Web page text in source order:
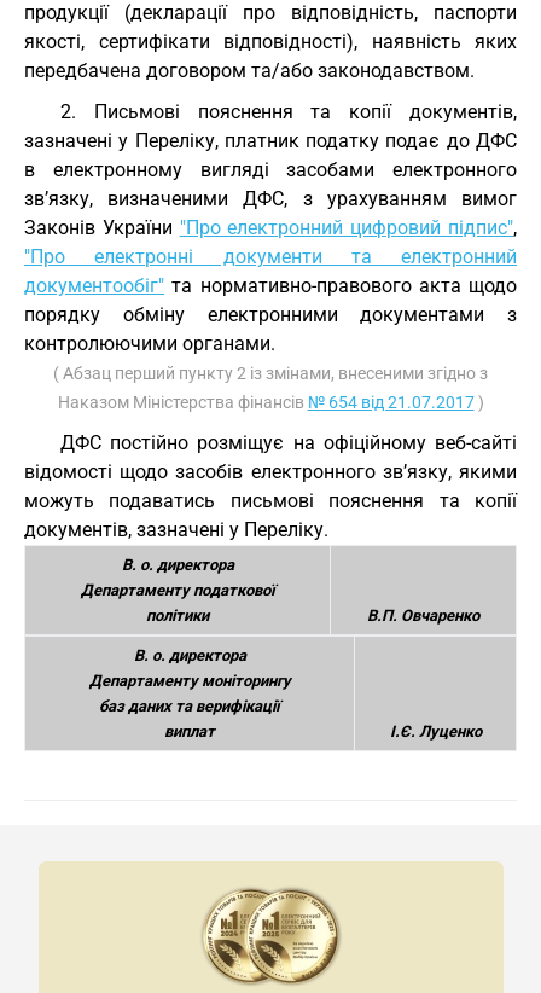
продукції (декларації про відповідність, паспорти
якості, сертифікати відповідності), наявність яких
передбачена договором та/або законодавством.
2. Письмові пояснення та копії документів,
зазначені у Переліку, платник податку подає до ДФС
в електронному вигляді засобами електронного
зв’язку, визначеними ДФС, з урахуванням вимог
Законів України "Про електронний цифровий підпис",
"Про електронні документи та електронний
документообіг" та нормативно-правового акта щодо
порядку обміну електронними документами з
контролюючими органами.
( Абзац перший пункту 2 із змінами, внесеними згідно з
Наказом Міністерства фінансів № 654 від 21.07.2017)
ДФС постійно розміщує на офіційному веб-сайті
відомості щодо засобів електронного зв’язку, якими
можуть подаватись письмові пояснення та копії
документів, зазначені у Переліку.
В. о. директора
Департаменту податкової
політики
В.П. Овчаренко
В. о. директора
Департаменту моніторингу
баз даних та верифікації
виплат
І.Є. Луценко